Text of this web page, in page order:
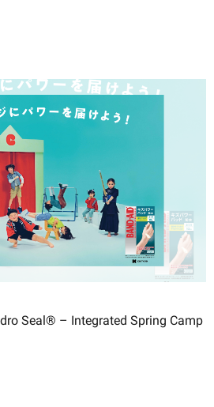
Seal® – Integrated Spring Camp